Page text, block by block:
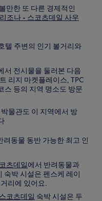
만한 또 다른 경제적인
조나 - 스코츠데일 사우
텔 주변의 인기 볼거리와
서 전시물을 둘러본 다음
리지 마켓플레이스, TPC
스 등의 지역 명소도 방문
물관도 이 지역에서 방
동물 동반 가능한 최고 인
츠데일에서 반려동물과
숙박 시설은 펜스케 레이
리에 있어요.
코츠데일 숙박 시설은 두